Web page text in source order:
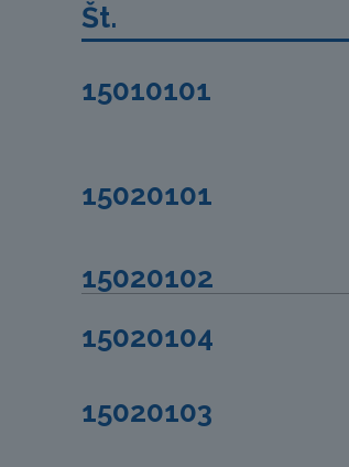
Št.
15010101
15020101
15020102
15020104
15020103